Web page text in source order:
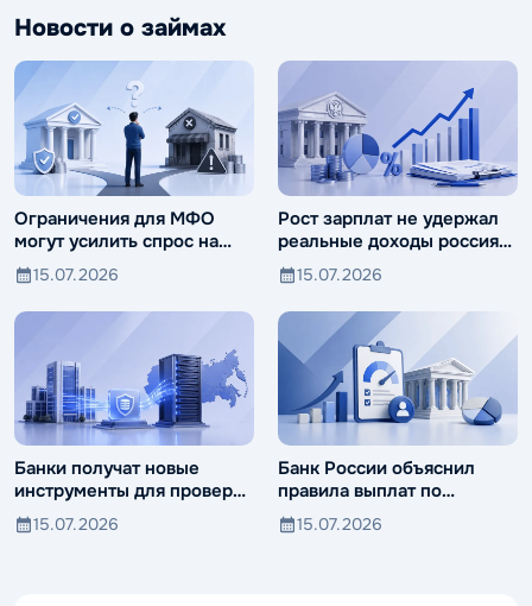
Новости о займах
Ограничения для МФО
могут усилить спрос на
ломбарды
15.07.2026
Рост зарплат не удержал
реальные доходы россиян
от падения
15.07.2026
Банки получат новые
инструменты для проверки
компаний и клиентов
15.07.2026
Банк России объяснил
правила выплат по
вкладам иностранцев
15.07.2026